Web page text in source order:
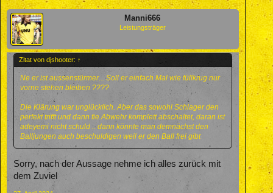
Manni666
Leistungsträger
Zitat von djshooter: ↑
Ne er ist aussenstürmer... Soll er einfach Mal wie füllkrug nur
vorne stehen bleiben ????
Die Klärung war unglücklich. Aber das sowohl Schlager den
perfekt trifft und dann fie Abwehr komplett abschaltet, daran ist
adeyemi nicht schuld .. dann könnte man demnächst den
Balljungen auch beschuldigen weil er den Ball frei gibt
Sorry, nach der Aussage nehme ich alles zurück mit
dem Zuviel